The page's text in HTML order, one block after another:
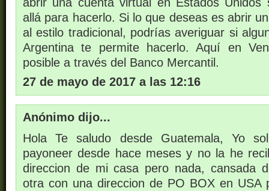
allá para hacerlo. Si lo que deseas es abrir
al estilo tradicional, podrías averiguar si
Argentina te permite hacerlo. Aquí en
posible a través del Banco Mercantil.
27 de mayo de 2017 a las 12:16
Anónimo dijo...
Hola Te saludo desde Guatemala, Yo
payoneer desde hace meses y no la he
direccion de mi casa pero nada, cansada
otra con una direccion de PO BOX en USA